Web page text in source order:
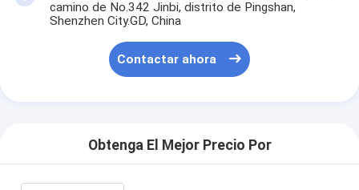
camino de No.342 Jinbi, distrito de Pingshan,
Shenzhen City.GD, China
Contactar ahora
Obtenga El Mejor Precio Por